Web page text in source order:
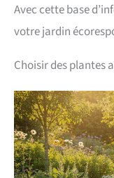
Avec cette base
votre jardin
Choisir des plantes